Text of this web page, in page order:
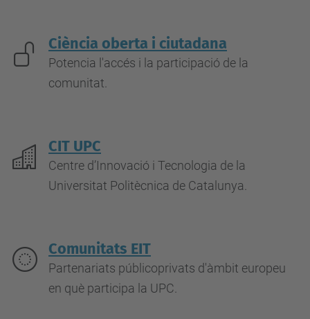
Ciència oberta i ciutadana
Potencia l'accés i la participació de la
comunitat.
CIT UPC
Centre d’Innovació i Tecnologia de la
Universitat Politècnica de Catalunya
Comunitats EIT
Partenariats públicoprivats d'àmbit europeu
en què participa la UPC.